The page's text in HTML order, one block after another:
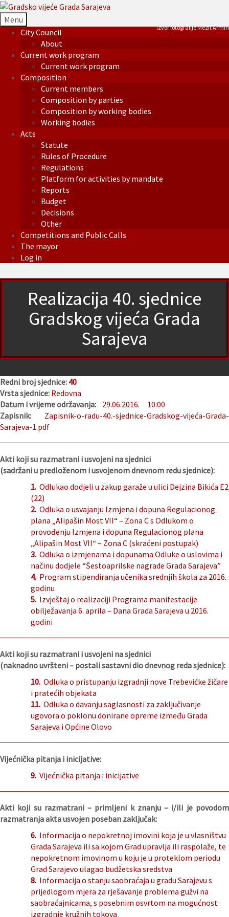
Menu
City Council
About
Current work program
Current work program
Composition
Current members
Composition by parties
Composition by working bodies
Working bodies
Acts
Statute
Rules of Procedure
Regulations
Platform for activities by mandate
Reports
Budget
Decisions
Other
Competitions and Public Calls
The mayor
Log in
Izvor fotografije Mezit Armin
Realizacija 40. sjednice
Gradskog vijeća Grada
Sarajeva
Redni broj sjednice: 40
Vrsta sjednice: Redovna
Datum i vrijeme održavanja:
29.06.2016.
10:00
Zapisnik:
Zapisnik-o-radu-40.-sjednice-Gradskog-vijeća-Grada-
Sarajeva-1.pdf
Akti koji su razmatrani i usvojeni na sjednici
(sadržani u predloženom i usvojenom dnevnom redu sjednice):
1. Odlukao dodjeli u zakup garaže u ulici Dejzina Bikića E2
(22)
2. Odluka o usvajanju Izmjena i dopuna Regulacionog
plana „Alipašin Most VII“ – Zona C s Odlukom o
provođenju Izmjena i dopuna Regulacionog plana
„Alipašin Most VII“ – Zona C (skraćeni postupak)
3. Odluka o izmjenama i dopunama Odluke o uslovima i
načinu dodjele “Šestoaprilske nagrade Grada Sarajeva”
4. Program stipendiranja učenika srednjih škola za 2016.
godinu
5. Izvještaj o realizaciji Programa manifestacije
obilježavanja 6. aprila – Dana Grada Sarajeva u 2016.
godini
Akti koji su razmatrani i usvojeni na sjednici
(naknadno uvršteni – postali sastavni dio dnevnog reda sjednice):
10. Odluka o pristupanju izgradnji nove Trebevićke žičare
i pratećih objekata
11. Odluka o davanju saglasnosti za zaključivanje
ugovora o poklonu donirane opreme između Grada
Sarajeva i Općine Olovo
Vijećnička pitanja i inicijative:
9. Vijećnička pitanja i inicijative
Akti koji su razmatrani – primljeni k znanju – i/ili je povodom
razmatranja akta usvojen poseban zaključak:
6. Informacija o nepokretnoj imovini koja je u vlasništvu
Grada Sarajeva ili sa kojom Grad upravlja ili raspolaže, te
nepokretnom imovinom u koju je u proteklom periodu
Grad Sarajevo ulagao budžetska sredstva
8. Informacija o stanju saobraćaja u gradu Sarajevu s
prijedlogom mjera za rješavanje problema gužvi na
saobraćajnicama, s posebnim osvrtom na mogućnost
izgradnje kružnih tokova